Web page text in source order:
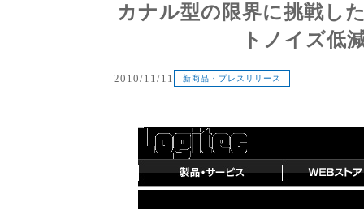
カナル型の限界に挑戦し
トノイズ低
2010/11/11 新商品・プレスリリース